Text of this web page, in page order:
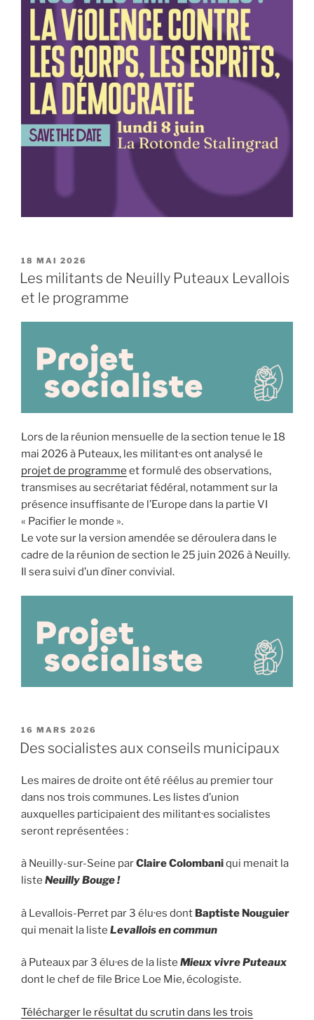
PUBLIÉ
LE
18 MAI 2026
Les militants de Neuilly Puteaux Levallois
et le programme
Lors de la réunion mensuelle de la section tenue le 18
mai 2026 à Puteaux, les militant·es ont analysé le
projet de programme et formulé des observations,
transmises au secrétariat fédéral, notamment sur la
présence insuffisante de l’Europe dans la partie VI
« Pacifier le monde ».
Le vote sur la version amendée se déroulera dans le
cadre de la réunion de section le 25 juin 2026 à Neuilly.
Il sera suivi d’un dîner convivial.
PUBLIÉ
LE
16 MARS 2026
Des socialistes aux conseils municipaux
Les maires de droite ont été réélus au premier tour
dans nos trois communes. Les listes d’union
auxquelles participaient des militant·es socialistes
seront représentées :
à Neuilly-sur-Seine parClaire Colombaniqui menait la
liste Neuilly Bouge !
à Levallois-Perret par 3 élu·es dont Baptiste Nouguier
qui menait la liste Levallois en commun
à Puteaux par 3 élu·es de la liste Mieux vivre Puteaux
dont le chef de file Brice Loe Mie, écologiste.
Télécharger le résultat du scrutin dans les trois